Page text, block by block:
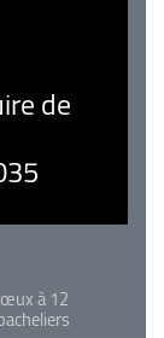
de
à 12